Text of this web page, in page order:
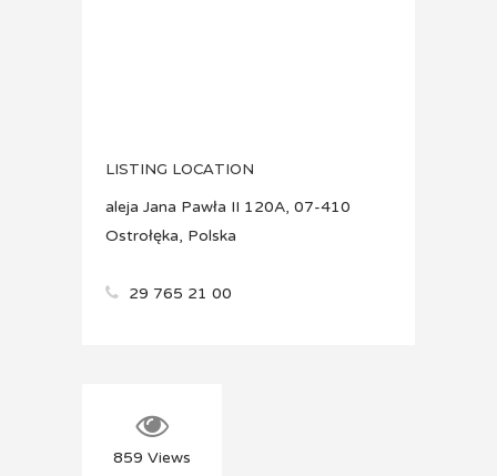
LISTING LOCATION
aleja Jana Pawła II 120A, 07-410
Ostrołęka, Polska
29 765 21 00
859 Views